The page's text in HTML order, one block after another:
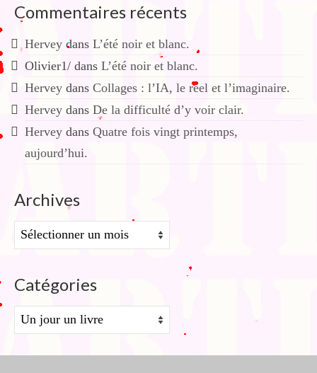
Commentaires récents
Hervey dans L’été noir et blanc.
Olivier1/ dans L’été noir et blanc.
Hervey dans Collages : l’IA, le réel et l’imaginaire.
Hervey dans De la difficulté d’y voir clair.
Hervey dans Quatre fois vingt printemps,
aujourd’hui.
Archives
Archives
Catégories
Catégories